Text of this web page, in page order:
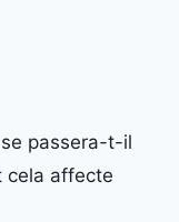
passera-t-il
cela affecte